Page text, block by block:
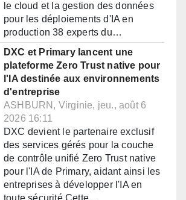
le cloud et la gestion des données
pour les déploiements d'IA en
production 38 experts du…
DXC et Primary lancent une
plateforme Zero Trust native pour
l'IA destinée aux environnements
d'entreprise
ASHBURN, Virginie, jeu., août 6
2026 16:11
DXC devient le partenaire exclusif
des services gérés pour la couche
de contrôle unifié Zero Trust native
pour l'IA de Primary, aidant ainsi les
entreprises à développer l'IA en